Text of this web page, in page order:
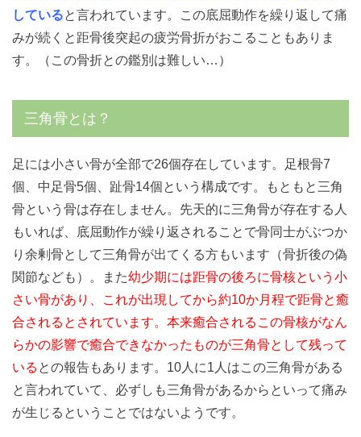
していると言われています。この底屈動作を繰り返して痛
みが続くと距骨後突起の疲労骨折がおこることもありま
す。（この骨折との鑑別は難しい…）
三角骨とは？
足には小さい骨が全部で26個存在しています。足根骨7
個、中足骨5個、趾骨14個という構成です。もともと三角
骨という骨は存在しません。先天的に三角骨が存在する人
もいれば、底屈動作が繰り返されることで骨同士がぶつか
り余剰骨として三角骨が出てくる方もいます（骨折後の偽
関節なども）。また幼少期には距骨の後ろに骨核という小
さい骨があり、これが出現してから約10か月程で距骨と癒
合されるとされています。本来癒合されるこの骨核がなん
らかの影響で癒合できなかったものが三角骨として残って
いる との報告もあります。10人に1人はこの三角骨がある
と言われていて、必ずしも三角骨があるからといって痛み
が生じるということではないようです。